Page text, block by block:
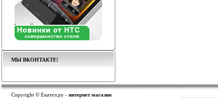
МЫ ВКОНТАКТЕ!
Copyright © Екател.ру - интернет магазин